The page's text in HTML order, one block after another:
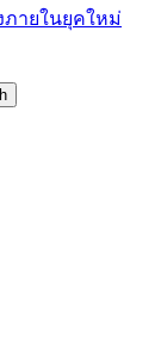
ภายในยุคใหม่